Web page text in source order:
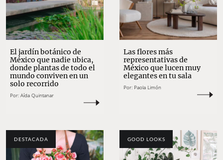
El jardín botánico de
México que nadie ubica,
donde plantas de todo el
mundo conviven en un
solo recorrido
Por: Aída Quintanar
Las flores más
representativas de
México que lucen muy
elegantes en tu sala
Por: Paola Limón
DESTACADA GOOD LOOKS